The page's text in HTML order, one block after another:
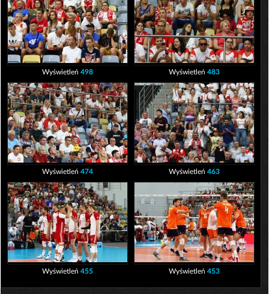
Wyświetleń 498 Wyświetleń 483
Wyświetleń 474 Wyświetleń 463
Wyświetleń 455 Wyświetleń 453